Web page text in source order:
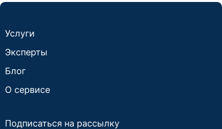
Услуги
Эксперты
Блог
О сервисе
Подписаться на рассылку